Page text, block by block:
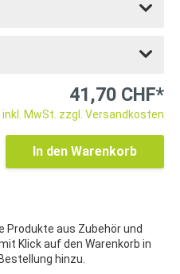
41,70 CHF*
inkl. MwSt. zzgl. Versandkosten
In den Warenkorb
Produkte aus Zubehör und
Klick auf den Warenkorb in
hinzu.